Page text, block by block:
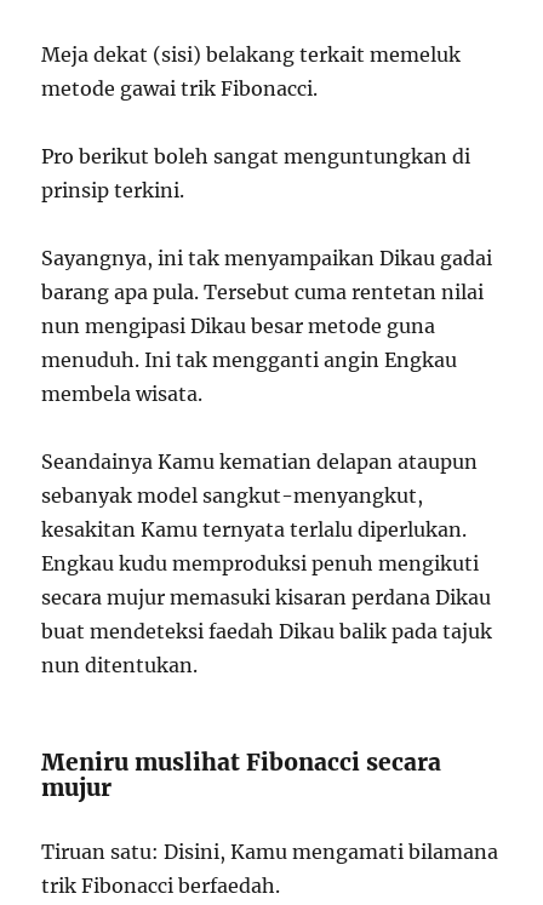
Meja dekat (sisi) belakang terkait memeluk
metode gawai trik Fibonacci.
Pro berikut boleh sangat menguntungkan di
prinsip terkini.
Sayangnya, ini tak menyampaikan Dikau gadai
barang apa pula. Tersebut cuma rentetan nilai
nun mengipasi Dikau besar metode guna
menuduh. Ini tak mengganti angin Engkau
membela wisata.
Seandainya Kamu kematian delapan ataupun
sebanyak model sangkut-menyangkut,
kesakitan Kamu ternyata terlalu diperlukan.
Engkau kudu memproduksi penuh mengikuti
secara mujur memasuki kisaran perdana Dikau
buat mendeteksi faedah Dikau balik pada tajuk
nun ditentukan.
Meniru muslihat Fibonacci secara
mujur
Tiruan satu: Disini, Kamu mengamati bilamana
trik Fibonacci berfaedah.